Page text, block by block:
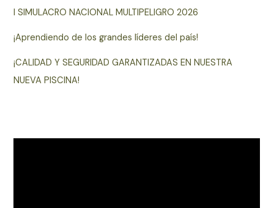
I SIMULACRO NACIONAL MULTIPELIGRO 2026
¡Aprendiendo de los grandes líderes del país!
¡CALIDAD Y SEGURIDAD GARANTIZADAS EN NUESTRA
NUEVA PISCINA!